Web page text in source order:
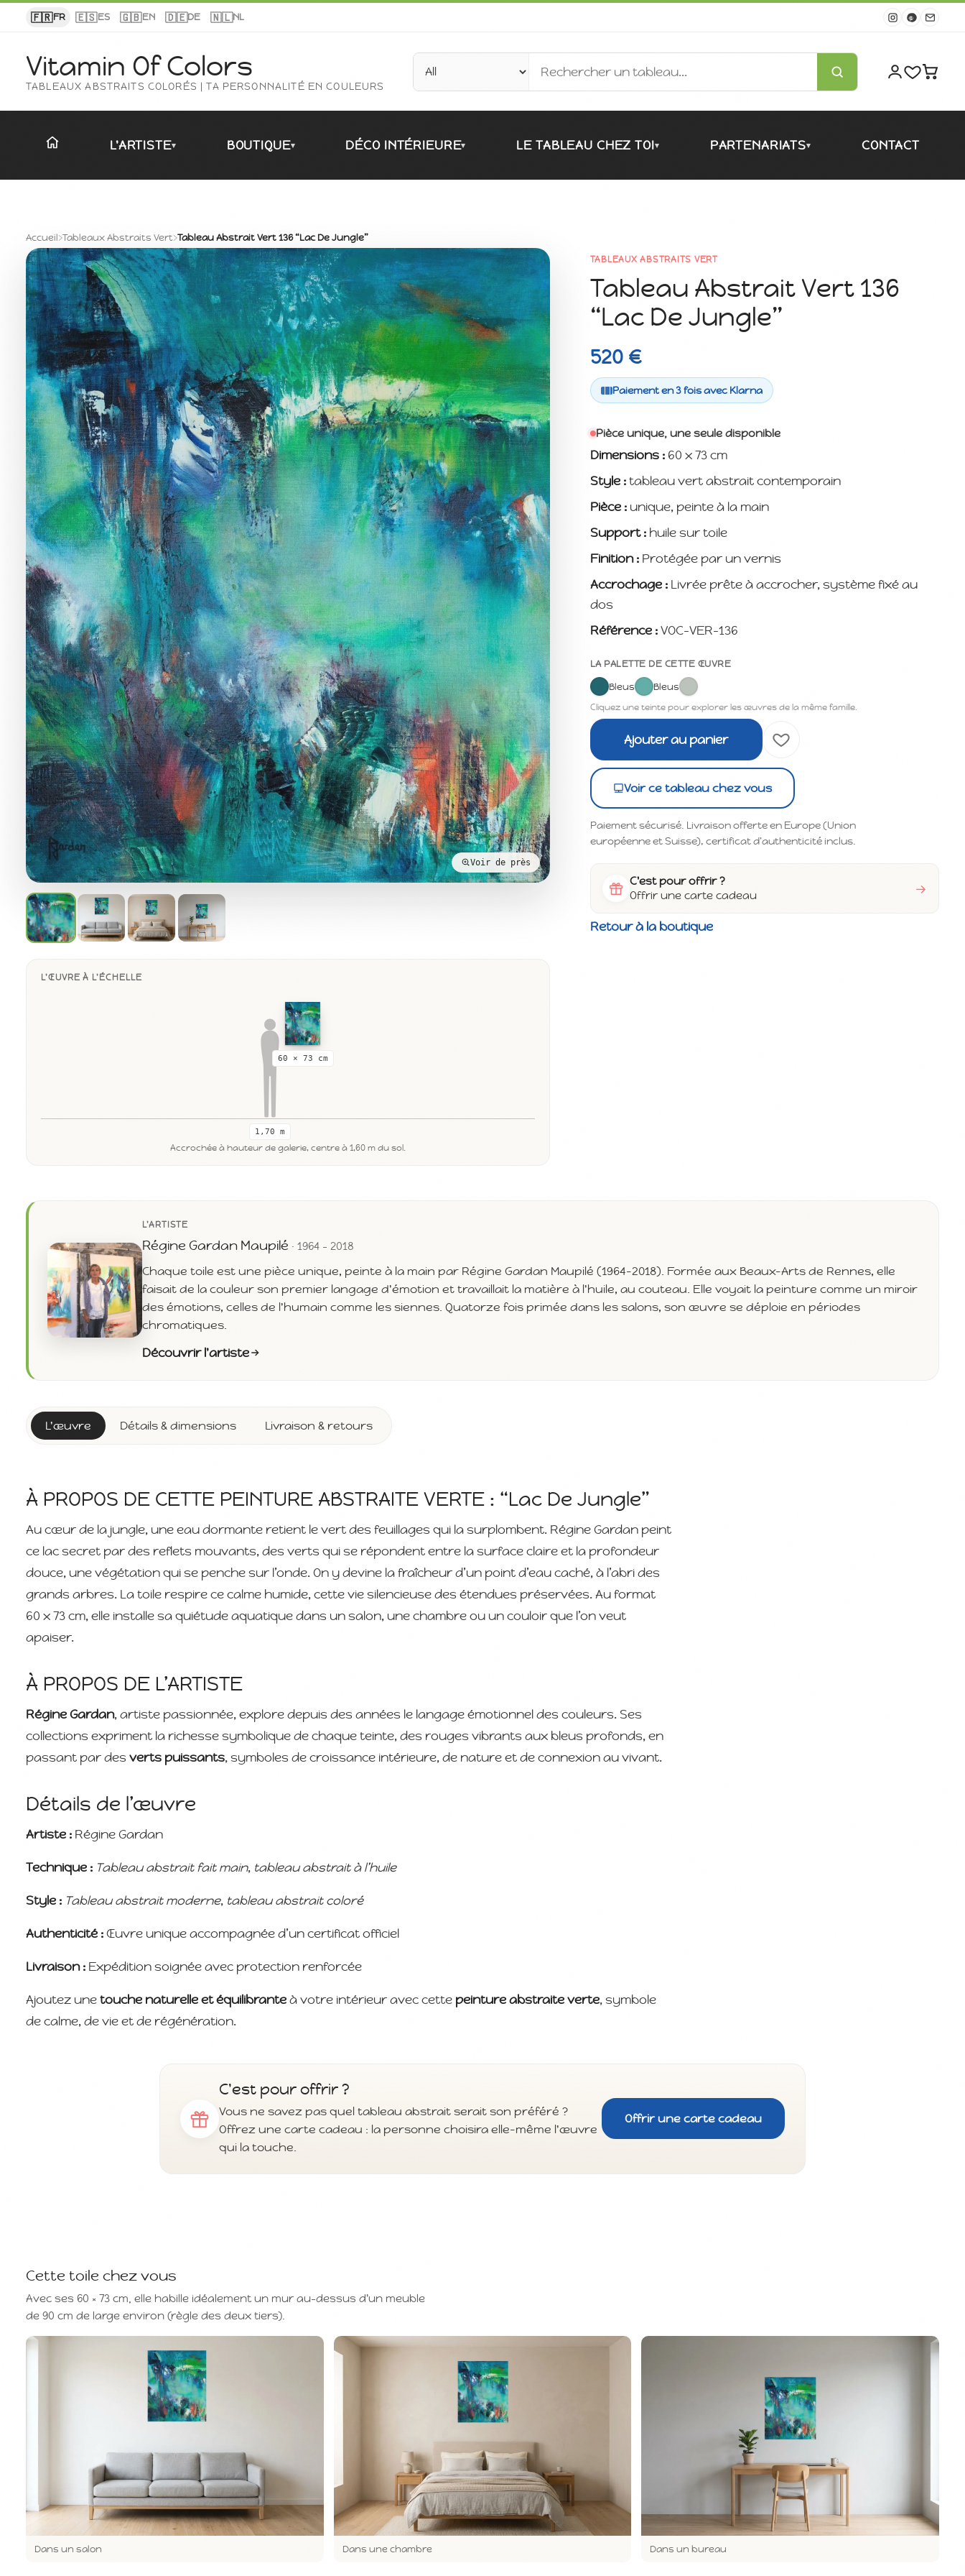
🇫🇷FR 🇪🇸ES 🇬🇧EN 🇩🇪DE 🇳🇱NL
Vitamin Of Colors
TABLEAUX ABSTRAITS COLORÉS | TA PERSONNALITÉ EN COULEURS
L'ARTISTE▾ BOUTIQUE▾ DÉCO INTÉRIEURE▾ LE TABLEAU CHEZ TOI▾ PARTENARIATS▾ CONTACT
Accueil›Tableaux Abstraits Vert›Tableau Abstrait Vert 136 “Lac De Jungle”
Voir de près
L'ŒUVRE À L'ÉCHELLE
1,70 m
60 × 73 cm
Accrochée à hauteur de galerie, centre à 1,60 m du sol.
TABLEAUX ABSTRAITS VERT
Tableau Abstrait Vert 136
“Lac De Jungle”
520 €
Paiement en 3 fois avec Klarna
Pièce unique, une seule disponible
Dimensions :60 x 73 cm
Style :tableau vert abstrait contemporain
Pièce :unique, peinte à la main
Support :huile sur toile
Finition :Protégée par un vernis
Accrochage :Livrée prête à accrocher, système fixé au
dos
Référence :VOC-VER-136
LA PALETTE DE CETTE ŒUVRE
Bleus
Bleus
Cliquez une teinte pour explorer les œuvres de la même famille.
Ajouter au panier
Voir ce tableau chez vous
Paiement sécurisé. Livraison offerte en Europe (Union
européenne et Suisse), certificat d'authenticité inclus.
C'est pour offrir ?
Offrir une carte cadeau
→
Retour à la boutique
L'ARTISTE
Régine Gardan Maupilé · 1964 - 2018
Chaque toile est une pièce unique, peinte à la main par Régine Gardan Maupilé (1964-2018). Formée aux Beaux-Arts de Rennes, elle
faisait de la couleur son premier langage d'émotion et travaillait la matière à l'huile, au couteau. Elle voyait la peinture comme un miroir
des émotions, celles de l'humain comme les siennes. Quatorze fois primée dans les salons, son œuvre se déploie en périodes
chromatiques.
Découvrir l'artiste
L'œuvre Détails & dimensions Livraison & retours
À PROPOS DE CETTE PEINTURE ABSTRAITE VERTE : “Lac De Jungle”
Au cœur de la jungle, une eau dormante retient le vert des feuillages qui la surplombent. Régine Gardan peint
ce lac secret par des reflets mouvants, des verts qui se répondent entre la surface claire et la profondeur
douce, une végétation qui se penche sur l’onde. On y devine la fraîcheur d’un point d’eau caché, à l’abri des
grands arbres. La toile respire ce calme humide, cette vie silencieuse des étendues préservées. Au format
60 x 73 cm, elle installe sa quiétude aquatique dans un salon, une chambre ou un couloir que l’on veut
apaiser.
À PROPOS DE L’ARTISTE
Régine Gardan, artiste passionnée, explore depuis des années le langage émotionnel des couleurs. Ses
collections expriment la richesse symbolique de chaque teinte, des rouges vibrants aux bleus profonds, en
passant par des verts puissants, symboles de croissance intérieure, de nature et de connexion au vivant.
Détails de l’œuvre
Artiste : Régine Gardan
Technique : Tableau abstrait fait main, tableau abstrait à l’huile
Style : Tableau abstrait moderne, tableau abstrait coloré
Authenticité :Œuvre unique accompagnée d’un certificat officiel
Livraison : Expédition soignée avec protection renforcée
Ajoutez unetouche naturelle et équilibranteà votre intérieur avec cette peinture abstraite verte, symbole
de calme, de vie et de régénération.
C'est pour offrir ?
Vous ne savez pas quel tableau abstrait serait son préféré ?
Offrez une carte cadeau : la personne choisira elle-même l'œuvre
qui la touche.
Offrir une carte cadeau
Cette toile chez vous
Avec ses 60 × 73 cm, elle habille idéalement un mur au-dessus d'un meuble
de 90 cm de large environ (règle des deux tiers).
Dans un salon Dans une chambre Dans un bureau
Panneau de gestion des cookies